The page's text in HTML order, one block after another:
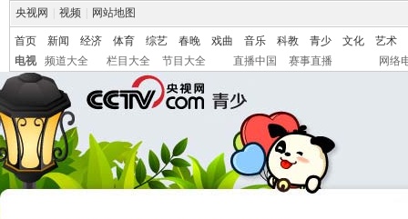
央视网 视频 网站地图
首页 新闻 经济 体育 综艺 春晚 戏曲 音乐 科教 青少 文化
艺术
电视
频道大全 栏目大全 节目大全 直播中国 赛事直播 网络